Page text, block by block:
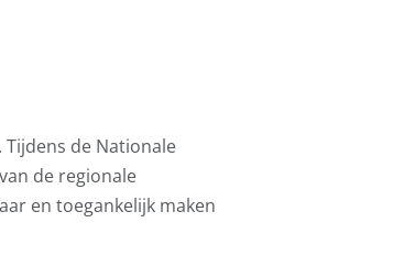
de Nationale
de regionale
en toegankelijk maken